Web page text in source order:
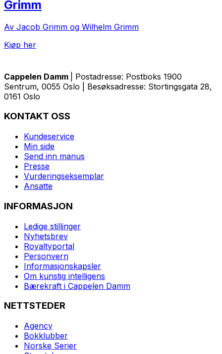
Grimm
Av Jacob Grimm og Wilhelm Grimm
Kjøp her
Cappelen Damm
| Postadresse: Postboks 1900
Sentrum, 0055 Oslo | Besøksadresse: Stortingsgata 28,
0161 Oslo
KONTAKT OSS
Kundeservice
Min side
Send inn manus
Presse
Vurderingseksemplar
Ansatte
INFORMASJON
Ledige stillinger
Nyhetsbrev
Royaltyportal
Personvern
Informasjonskapsler
Om kunstig intelligens
Bærekraft i Cappelen Damm
NETTSTEDER
Agency
Bokklubber
Norske Serier